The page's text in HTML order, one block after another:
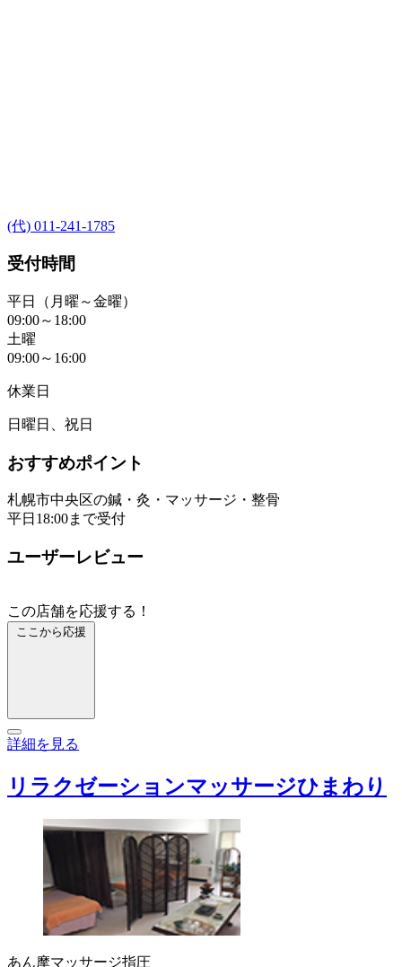
(代) 011-241-1785
受付時間
平日（月曜～金曜）
09:00～18:00
土曜
09:00～16:00
休業日
日曜日、祝日
おすすめポイント
札幌市中央区の鍼・灸・マッサージ・整骨
平日18:00まで受付
ユーザーレビュー
この店舗を応援する！
ここから応援
詳細を見る
リラクゼーションマッサージひまわり
あん摩マッサージ指圧